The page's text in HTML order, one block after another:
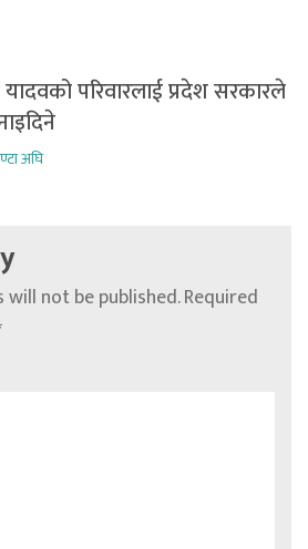
परिवारलाई प्रदेश सरकारले
अघि
not be published.Required